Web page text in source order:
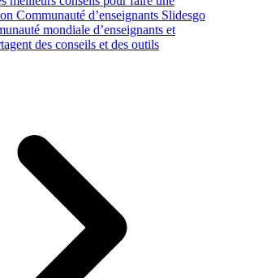
Communauté d’enseignants Slidesgo
mondiale d’enseignants et
des conseils et des outils